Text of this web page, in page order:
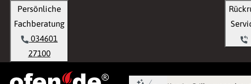
Zur Hauptnavigation springen
Persönliche
Fachberatung
034601
27100